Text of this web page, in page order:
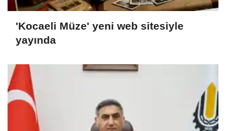
'Kocaeli Müze' yeni web sitesiyle
yayında